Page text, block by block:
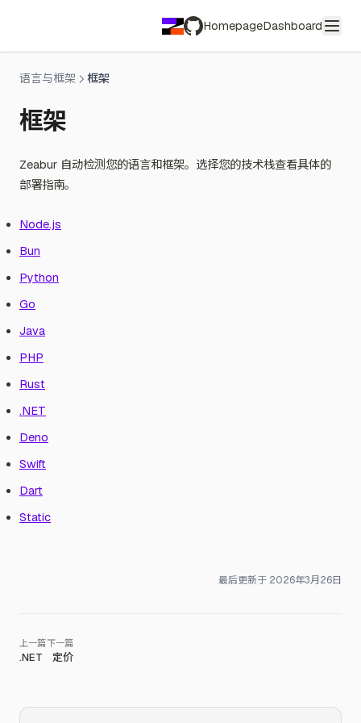
HomepageDashboard
Pro Plan
Team Plan
退款政策
发票与税号
创建团队
管理成员
团队账单
转移所有权至团队
推荐与奖励
推荐计划
贡献奖励计划
赞助
合作伙伴计划
教育伙伴
兑换活动码
销售伙伴
兑换预付卡
社区
社区行为准则
隐私政策
合规
公平使用指南
滥用回报
服务条款
语言与框架 框架
框架
Zeabur 自动检测您的语言和框架。选择您的技术栈查看具体的
部署指南。
Node.js
Bun
Python
Go
Java
PHP
Rust
.NET
Deno
Swift
Dart
Static
最后更新于 2026年3月26日
.NET 定价